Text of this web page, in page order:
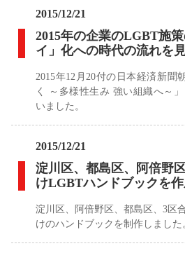
2015/12/21
2015年の企業のLGBT施
イ」化への時代の流れを
2015年12月20付の日本経済新聞
く ～多様性生み 強い組織へ～
いました。
2015/12/21
淀川区、都島区、阿倍野
けLGBTハンドブックを
淀川区、阿倍野区、都島区、3区
けのハンドブックを制作しました